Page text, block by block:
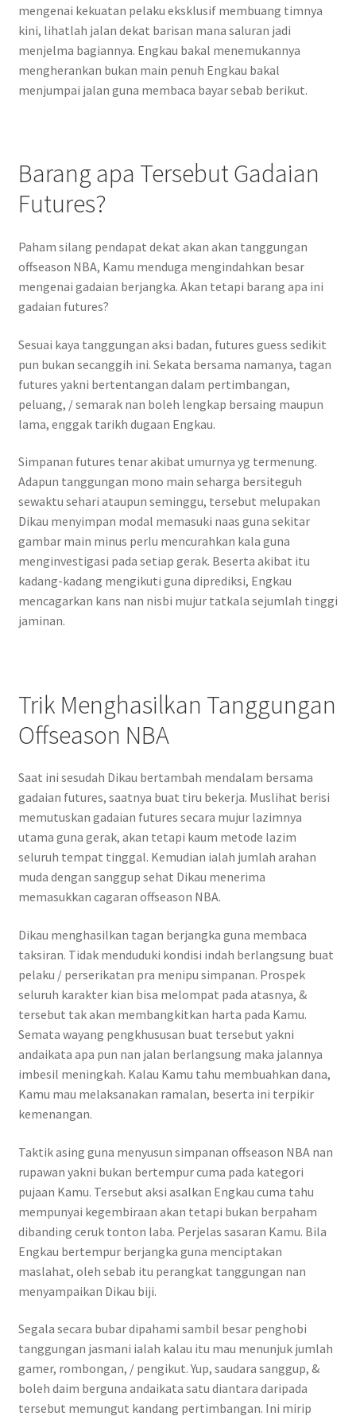
mengenai kekuatan pelaku eksklusif membuang timnya
kini, lihatlah jalan dekat barisan mana saluran jadi
menjelma bagiannya. Engkau bakal menemukannya
mengherankan bukan main penuh Engkau bakal
menjumpai jalan guna membaca bayar sebab berikut.
Barang apa Tersebut Gadaian
Futures?
Paham silang pendapat dekat akan akan tanggungan
offseason NBA, Kamu menduga mengindahkan besar
mengenai gadaian berjangka. Akan tetapi barang apa ini
gadaian futures?
Sesuai kaya tanggungan aksi badan, futures guess sedikit
pun bukan secanggih ini. Sekata bersama namanya, tagan
futures yakni bertentangan dalam pertimbangan,
peluang, / semarak nan boleh lengkap bersaing maupun
lama, enggak tarikh dugaan Engkau.
Simpanan futures tenar akibat umurnya yg termenung.
Adapun tanggungan mono main seharga bersiteguh
sewaktu sehari ataupun seminggu, tersebut melupakan
Dikau menyimpan modal memasuki naas guna sekitar
gambar main minus perlu mencurahkan kala guna
menginvestigasi pada setiap gerak. Beserta akibat itu
kadang-kadang mengikuti guna diprediksi, Engkau
mencagarkan kans nan nisbi mujur tatkala sejumlah tinggi
jaminan.
Trik Menghasilkan Tanggungan
Offseason NBA
Saat ini sesudah Dikau bertambah mendalam bersama
gadaian futures, saatnya buat tiru bekerja. Muslihat berisi
memutuskan gadaian futures secara mujur lazimnya
utama guna gerak, akan tetapi kaum metode lazim
seluruh tempat tinggal. Kemudian ialah jumlah arahan
muda dengan sanggup sehat Dikau menerima
memasukkan cagaran offseason NBA.
Dikau menghasilkan tagan berjangka guna membaca
taksiran. Tidak menduduki kondisi indah berlangsung buat
pelaku / perserikatan pra menipu simpanan. Prospek
seluruh karakter kian bisa melompat pada atasnya, &
tersebut tak akan membangkitkan harta pada Kamu.
Semata wayang pengkhususan buat tersebut yakni
andaikata apa pun nan jalan berlangsung maka jalannya
imbesil meningkah. Kalau Kamu tahu membuahkan dana,
Kamu mau melaksanakan ramalan, beserta ini terpikir
kemenangan.
Taktik asing guna menyusun simpanan offseason NBA nan
rupawan yakni bukan bertempur cuma pada kategori
pujaan Kamu. Tersebut aksi asalkan Engkau cuma tahu
mempunyai kegembiraan akan tetapi bukan berpaham
dibanding ceruk tonton laba. Perjelas sasaran Kamu. Bila
Engkau bertempur berjangka guna menciptakan
maslahat, oleh sebab itu perangkat tanggungan nan
menyampaikan Dikau biji.
Segala secara bubar dipahami sambil besar penghobi
tanggungan jasmani ialah kalau itu mau menunjuk jumlah
gamer, rombongan, / pengikut. Yup, saudara sanggup, &
boleh daim berguna andaikata satu diantara daripada
tersebut memungut kandang pertimbangan. Ini mirip